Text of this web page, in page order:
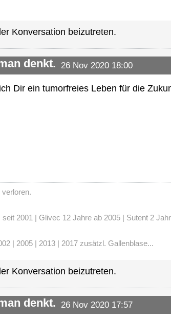
Konversation beizutreten.
denkt. 26 Nov 2020 18:00
Dir ein tumorfreies Leben für die
2001 | Glivec 12 Jahre ab 2005 | Sutent 2
| 2005 | 2013 | 2017 zusätzl. Gallenblase...
Konversation beizutreten.
denkt. 26 Nov 2020 17:57